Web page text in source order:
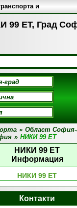
99 ЕТ, Град
и
фирми в
» Област София-
» НИКИ 99 ЕТ
НИКИ 99 ЕТ
Информация
НИКИ 99 ЕТ
Контакти